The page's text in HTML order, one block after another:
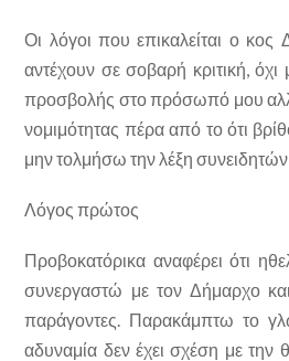
Οι λόγοι που επικαλείται ο
αντέχουν σε σοβαρή κριτική, όχι
προσβολής στο πρόσωπό μου αλλά
νομιμότητας πέρα από το ότι
μην τολμήσω την λέξη
Λόγος πρώτος
Προβοκατόρικα αναφέρει ότι
συνεργαστώ με τον Δήμαρχο
παράγοντες. Παρακάμπτω το
αδυναμία δεν έχει σχέση με την